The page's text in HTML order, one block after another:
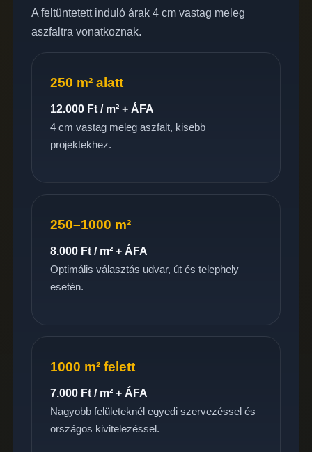
A feltüntetett induló árak 4 cm vastag meleg
aszfaltra vonatkoznak.
250 m² alatt
12.000 Ft / m² + ÁFA
4 cm vastag meleg aszfalt, kisebb
projektekhez.
250–1000 m²
8.000 Ft / m² + ÁFA
Optimális választás udvar, út és telephely
esetén.
1000 m² felett
7.000 Ft / m² + ÁFA
Nagyobb felületeknél egyedi szervezéssel és
országos kivitelezéssel.